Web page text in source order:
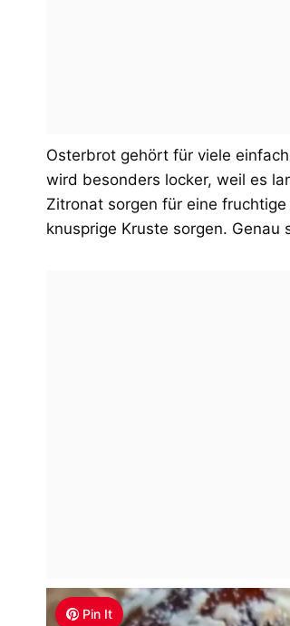
Osterbrot gehört für viele
wird besonders locker, weil es
Zitronat sorgen für eine
knusprige Kruste sorgen. Genau
Pin It